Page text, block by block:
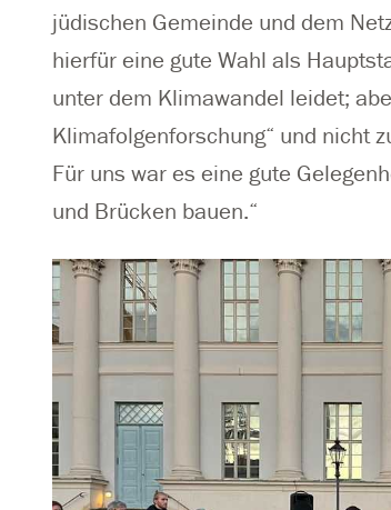
jüdischen Gemeinde und dem
hierfür eine gute Wahl als
unter dem Klimawandel leidet;
Klimafolgenforschung“ und nicht
Für uns war es eine gute
und Brücken bauen.“